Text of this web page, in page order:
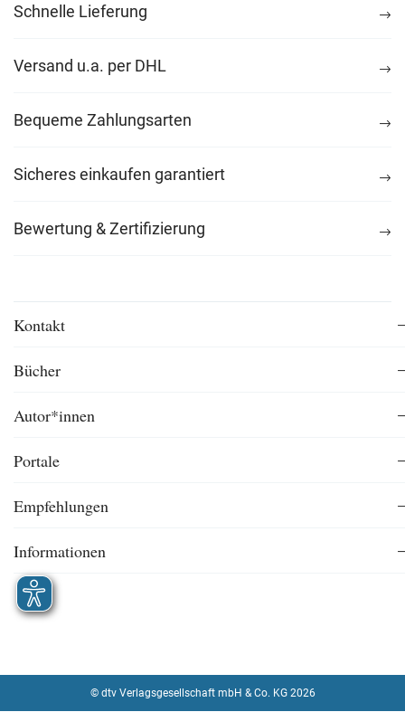
Schnelle Lieferung
Versand u.a. per DHL
Bequeme Zahlungsarten
Sicheres einkaufen garantiert
Bewertung & Zertifizierung
Kontakt
Bücher
Autor*innen
Portale
Empfehlungen
Informationen
© dtv Verlagsgesellschaft mbH & Co. KG 2026